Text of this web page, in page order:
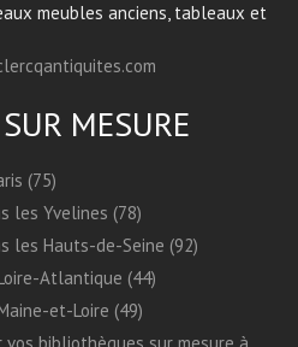
meubles anciens, tableaux et
MESURE
(75)
les Yvelines (78)
les Hauts-de-Seine (92)
Atlantique (44)
et-Loire (49)